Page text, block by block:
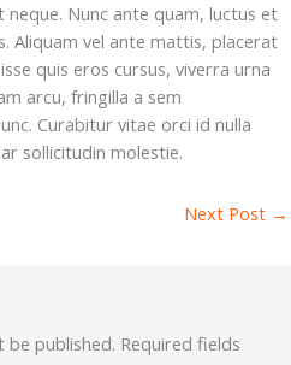
Nunc ante quam, luctus et
Aliquam vel ante mattis, placerat
quis eros cursus, viverra urna
arcu, fringilla a sem
Curabitur vitae orci id nulla
sollicitudin molestie.
Next Post →
be published. Required fields